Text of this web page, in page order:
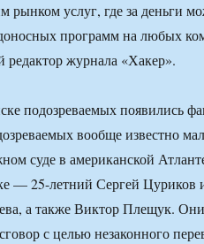
рынком услуг, где за деньги
программ на любых
журнала «Хакер».
подозреваемых появились
вообще известно
суде в американской
— 25-летний Сергей Цуриков
а также Виктор Плещук.
с целью незаконного